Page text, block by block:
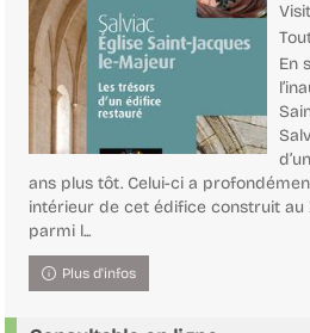
En
ans plus tôt. Celui-ci a
intérieur de cet édifice construit au
parmi l...
Plus d'infos